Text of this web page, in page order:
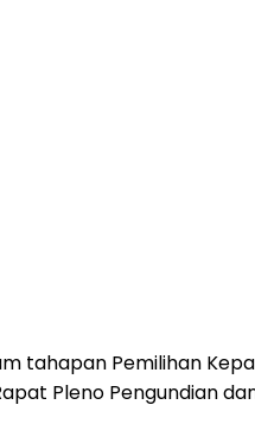
Pemilihan
Pleno Pengundian